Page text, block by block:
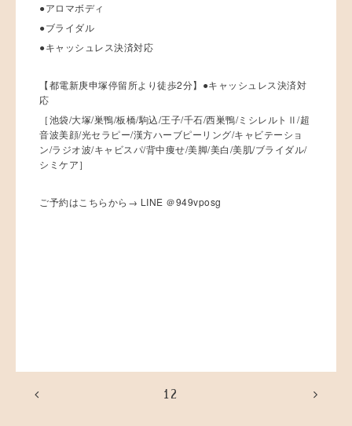
●アロマボディ
●ブライダル
●キャッシュレス決済対応
【都電新庚申塚停留所より徒歩2分】●キャッシュレス決済対
応
［池袋/大塚/巣鴨/板橋/駒込/王子/千石/西巣鴨/ミシレルトⅡ/超
音波美顔/光セラピー/漢方ハーブピーリング/キャビテーショ
ン/ラジオ波/キャビスパ/背中痩せ/美脚/美白/美肌/ブライダル/
シミケア］
ご予約はこちらから→ LINE ＠949vposg
12